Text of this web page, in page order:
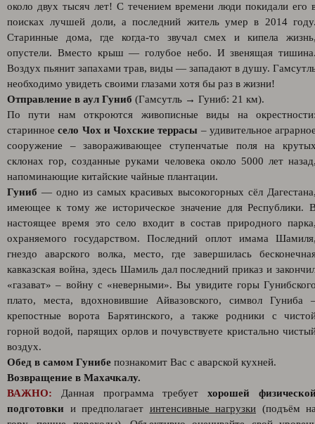
около двух тысяч лет! С течением времени люди покидали его
поисках лучшей доли, а последний житель умер в 2014
Старинные дома, где когда-то звучал смех и кипела
опустели. Вместо крыш — голубое небо. И звенящая
Воздух пьянит запахами трав, виды — западают в душу.
необходимо увидеть своими глазами хотя бы раз в жизни!
Отправление в аул Гуниб (Гамсутль → Гуниб: 21 км).
По пути нам откроются живописные виды на
старинноесело Чох и Чохские террасы – удивительное
сооружение – завораживающее ступенчатые поля на
склонах гор, созданные руками человека около 5000 лет
напоминающие китайские чайные плантации.
Гуниб — одно из самых красивых высокогорных сёл
имеющее к тому же историческое значение для Республики.
настоящее время это село входит в состав природного
охраняемого государством. Последний оплот имама
гнездо аварского волка, место, где завершилась
кавказская война, здесь Шамиль дал последний приказ и
«газават» – войну с «неверными». Вы увидите горы
плато, места, вдохновившие Айвазовского, символ Гуниба
крепостные ворота Барятинского, а также родники с
горной водой, парящих орлов и почувствуете кристально
воздух.
Обед в самом Гунибе познакомит Вас с аварской кухней.
Возвращение в Махачкалу.
ВАЖНО: Данная программа требуетхорошей
подготовки и предполагает интенсивные нагрузки (подъём